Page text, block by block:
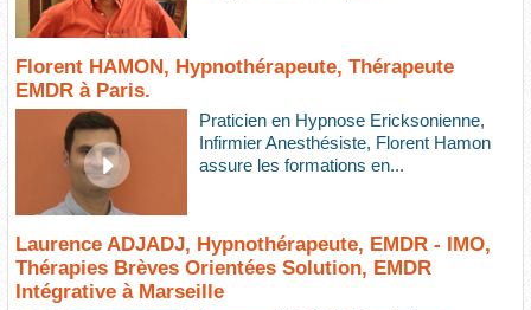
Florent HAMON, Hypnothérapeute, Thérapeute
EMDR à Paris.
Praticien en Hypnose Ericksonienne,
Infirmier Anesthésiste, Florent Hamon
assure les formations en...
Laurence ADJADJ, Hypnothérapeute, EMDR - IMO,
Thérapies Brèves Orientées Solution, EMDR
Intégrative à Marseille